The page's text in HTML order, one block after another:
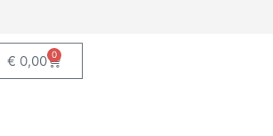
€ 0,00 0